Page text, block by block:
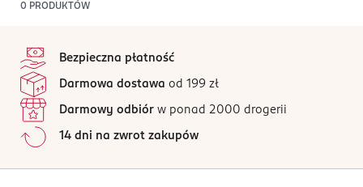
0 PRODUKTÓW
Bezpieczna płatność
Darmowa dostawa od 199 zł
Darmowy odbiór w ponad 2000 drogerii
14 dni na zwrot zakupów